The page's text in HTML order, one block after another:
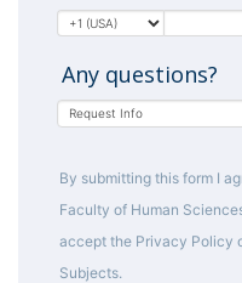
Any questions?
By submitting this form I
Faculty of Human
accept the Privacy Policy
Subjects.